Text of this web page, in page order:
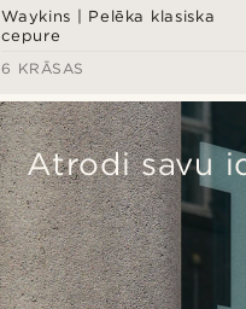
Waykins | Pelēka klasiska
cepure
6 KRĀSAS
Atrodi savu